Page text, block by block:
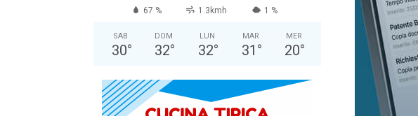
67 % 1.3kmh 1 %
SAB
30°
DOM
32°
LUN
32°
MAR
31 °
MER
20°